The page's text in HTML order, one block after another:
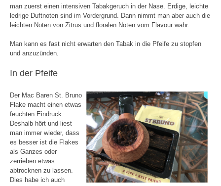
man zuerst einen intensiven Tabakgeruch in der Nase. Erdige, leichte
ledrige Duftnoten sind im Vordergrund. Dann nimmt man aber auch die
leichten Noten von Zitrus und floralen Noten vom Flavour wahr.
Man kann es fast nicht erwarten den Tabak in die Pfeife zu stopfen
und anzuzünden.
In der Pfeife
Der Mac Baren St. Bruno
Flake macht einen etwas
feuchten Eindruck.
Deshalb hört und liest
man immer wieder, dass
es besser ist die Flakes
als Ganzes oder
zerrieben etwas
abtrocknen zu lassen.
Dies habe ich auch